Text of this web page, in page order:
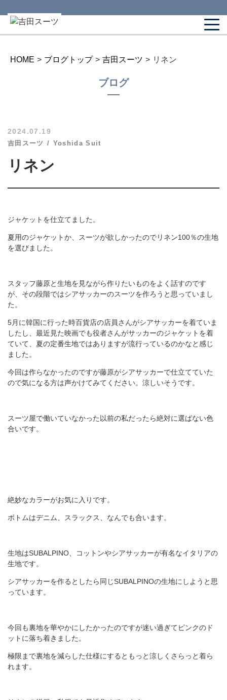
HOME > ブログトップ > 吉田スーツ > リネン
ブログ
2024.07.19
吉田スーツ Yoshida Suit
リネン
ジャケットを仕立てました。
夏用のジャケットか、スーツが欲しかったのでリネン100％の生地
を選びました。
スタッフ藤原と生地を見ながら作りたいものをよく話すのです
が、その段階ではシアサッカーのスーツを作ろうと思っていまし
た。
5月に韓国に行った時百貨店の店員さんがシアサッカーを着ていま
したし、最近見た映画でも役者さんがサッカーのジャケットを着
ていて、夏の定番生地ではありますが流行っているのかなと感じ
ました。
今回は作らなかったのですが藤原がシアサッカーで仕立てていた
ので気になる方は声かけてみてください。涼しいそうです。
スーツ屋で働いていなかった以前の私だったら絶対に選ばない色
合いです。
絶妙なカラーがお気に入りです。
ボトムはデニム、スラックス、なんでも合います。
生地はSUBALPINO、コットンやシアサッカーが有名なイタリアの
生地です。
シアサッカーを作るとしたら同じSUBALPINOの生地にしようと思
っています。
今回も裏地を華やかにしたかったのですが迷い過ぎてピンクのド
ットに落ち着きました。
極限まで裏地を減らした仕様にするともっと涼しくさらっと着ら
れます。